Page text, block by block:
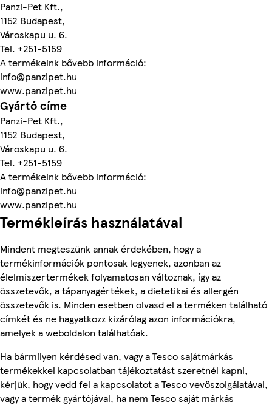
Panzi-Pet Kft.,
1152 Budapest,
Városkapu u. 6.
Tel. +251-5159
A termékeink bővebb információ:
info@panzipet.hu
www.panzipet.hu
Gyártó címe
Panzi-Pet Kft.,
1152 Budapest,
Városkapu u. 6.
Tel. +251-5159
A termékeink bővebb információ:
info@panzipet.hu
www.panzipet.hu
Termékleírás használatával
Mindent megteszünk annak érdekében, hogy a
termékinformációk pontosak legyenek, azonban az
élelmiszertermékek folyamatosan változnak, így az
összetevők, a tápanyagértékek, a dietetikai és allergén
összetevők is. Minden esetben olvasd el a terméken található
címkét és ne hagyatkozz kizárólag azon információkra,
amelyek a weboldalon találhatóak.
Ha bármilyen kérdésed van, vagy a Tesco sajátmárkás
termékekkel kapcsolatban tájékoztatást szeretnél kapni,
kérjük, hogy vedd fel a kapcsolatot a Tesco vevőszolgálatával,
vagy a termék gyártójával, ha nem Tesco saját márkás